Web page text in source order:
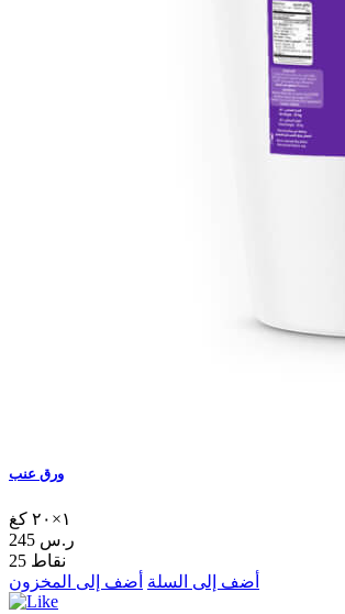
ورق عنب
١×٢٠ كغ
245 ر.س
25 نقاط
أضف إلى السلة أضف إلى المخزون